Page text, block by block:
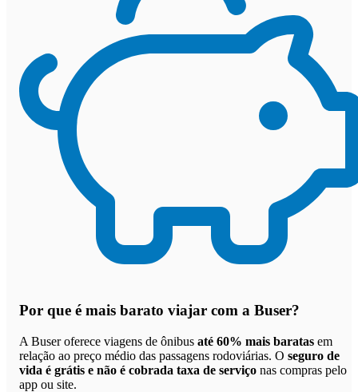
Por que é mais barato viajar com a Buser?
A Buser oferece viagens de ônibus até 60% mais baratas em
relação ao preço médio das passagens rodoviárias. O seguro de
vida é grátis e não é cobrada taxa de serviço nas compras pelo
app ou site.